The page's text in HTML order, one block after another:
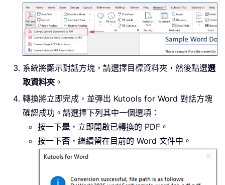
系統將顯示對話方塊，請選擇目標資料夾，然後點選選
取資料夾 。
轉換將立即完成，並彈出 Kutools for Word 對話方塊
確認成功。請選擇下列其中一個選項：
按一下是，立即開啟已轉換的 PDF。
按一下否 ，繼續留在目前的 Word 文件中。